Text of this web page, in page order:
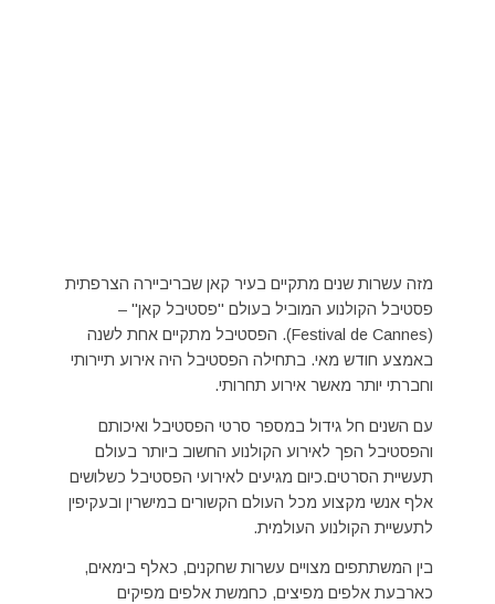
מזה עשרות שנים מתקיים בעיר קאן שבריביירה הצרפתית
פסטיבל הקולנוע המוביל בעולם "פסטיבל קאן" –
(Festival de Cannes). הפסטיבל מתקיים אחת לשנה
באמצע חודש מאי. בתחילה הפסטיבל היה אירוע תיירותי
וחברתי יותר מאשר אירוע תחרותי.
עם השנים חל גידול במספר סרטי הפסטיבל ואיכותם
והפסטיבל הפך לאירוע הקולנוע החשוב ביותר בעולם
תעשיית הסרטים.כיום מגיעים לאירועי הפסטיבל כשלושים
אלף אנשי מקצוע מכל העולם הקשורים במישרין ובעקיפין
לתעשיית הקולנוע העולמית.
בין המשתתפים מצויים עשרות שחקנים, כאלף בימאים,
כארבעת אלפים מפיצים, כחמשת אלפים מפיקים